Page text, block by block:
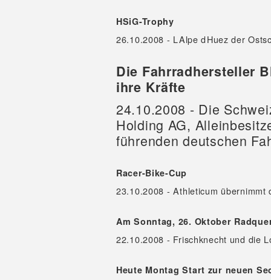
HSiG-Trophy
26.10.2008 - LAlpe dHuez der
Die Fahrradhersteller
ihre Kräfte
24.10.2008 - Die
Holding AG,
führenden deutschen
Racer-Bike-Cup
23.10.2008 - Athleticum
Am Sonntag, 26. Oktober
22.10.2008 - Frischknecht und die
Heute Montag Start zur neuen